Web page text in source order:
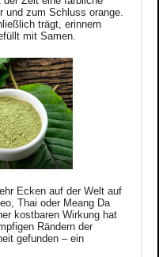
und zum Schluss orange.
trägt, erinnern
mit Samen.
Ecken auf der Welt auf
Thai oder Meang Da
kostbaren Wirkung hat
Rändern der
gefunden – ein